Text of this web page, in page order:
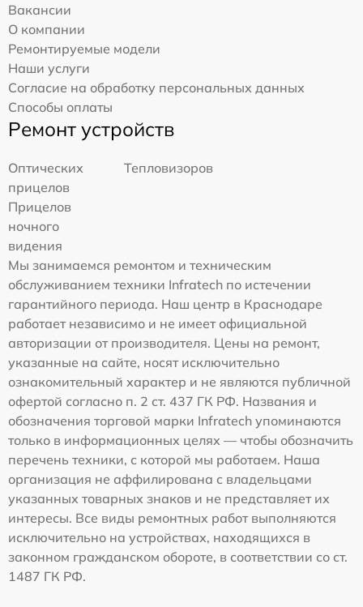
Вакансии
О компании
Ремонтируемые модели
Наши услуги
Согласие на обработку персональных данных
Способы оплаты
Ремонт устройств
Оптических
прицелов
Тепловизоров
Прицелов
ночного
видения
Мы занимаемся ремонтом и техническим
обслуживанием техники Infratech по истечении
гарантийного периода. Наш центр в Краснодаре
работает независимо и не имеет официальной
авторизации от производителя. Цены на ремонт,
указанные на сайте, носят исключительно
ознакомительный характер и не являются публичной
офертой согласно п. 2 ст. 437 ГК РФ. Названия и
обозначения торговой марки Infratech упоминаются
только в информационных целях — чтобы обозначить
перечень техники, с которой мы работаем. Наша
организация не аффилирована с владельцами
указанных товарных знаков и не представляет их
интересы. Все виды ремонтных работ выполняются
исключительно на устройствах, находящихся в
законном гражданском обороте, в соответствии со ст.
1487 ГК РФ.